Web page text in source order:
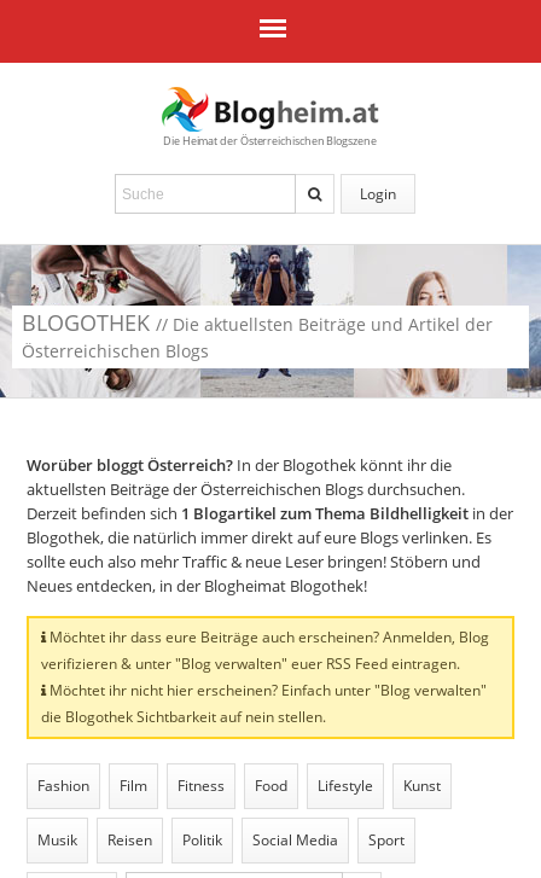
Die Heimat der Österreichischen Blogszene
Login
BLOGOTHEK // Die aktuellsten Beiträge und Artikel der
Österreichischen Blogs
Worüber bloggt Österreich? In der Blogothek könnt ihr die
aktuellsten Beiträge der Österreichischen Blogs durchsuchen.
Derzeit befinden sich 1 Blogartikel zum Thema Bildhelligkeit in der
Blogothek, die natürlich immer direkt auf eure Blogs verlinken. Es
sollte euch also mehr Traffic & neue Leser bringen! Stöbern und
Neues entdecken, in der Blogheimat Blogothek!
Möchtet ihr dass eure Beiträge auch erscheinen? Anmelden, Blog
verifizieren & unter "Blog verwalten" euer RSS Feed eintragen.
Möchtet ihr nicht hier erscheinen? Einfach unter "Blog verwalten"
die Blogothek Sichtbarkeit auf nein stellen.
Fashion Film Fitness Food Lifestyle Kunst
Musik Reisen Politik Social Media Sport